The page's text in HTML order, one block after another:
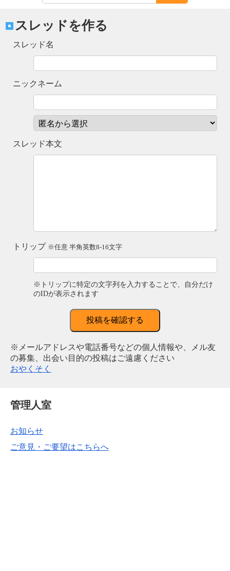
スレッドを作る
スレッド名
ニックネーム
スレッド本文
トリップ ※任意 半角英数8-16文字
※トリップに特定の文字列を入力することで、自分だけ
のIDが表示されます
投稿を確認する
※メールアドレスや電話番号などの個人情報や、メル友
の募集、出会い目的の投稿はご遠慮ください
おやくそく
管理人室
お知らせ
ご意見・ご要望はこちらへ